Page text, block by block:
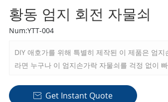
황동 엄지 회전 자물쇠
Num:YTT-004
DIY 애호가를 위해 특별히 제작된 이 제품은 엄
라면 누구나 이 엄지손가락 자물쇠를 걱정 없이
 Get Instant Quote